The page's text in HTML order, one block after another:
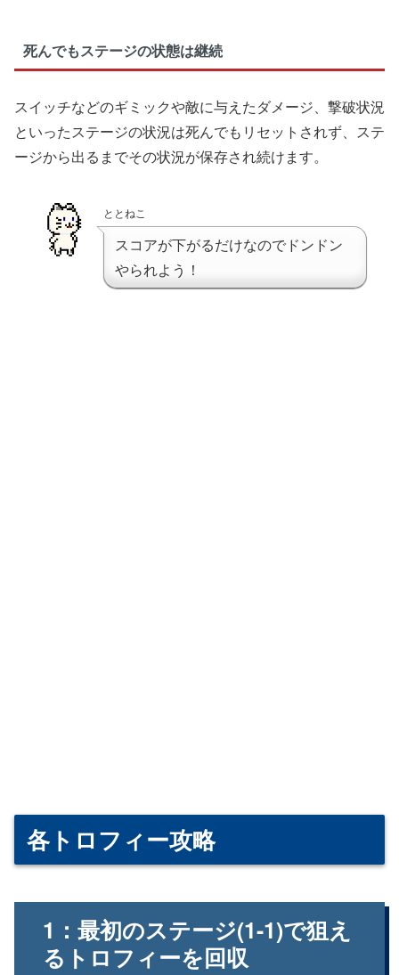
死んでもステージの状態は継続
スイッチなどのギミックや敵に与えたダメージ、撃破状況
といったステージの状況は死んでもリセットされず、ステ
ージから出るまでその状況が保存され続けます。
ととねこ
スコアが下がるだけなのでドンドン
やられよう！
各トロフィー攻略
1：最初のステージ(1-1)で狙え
るトロフィーを回収